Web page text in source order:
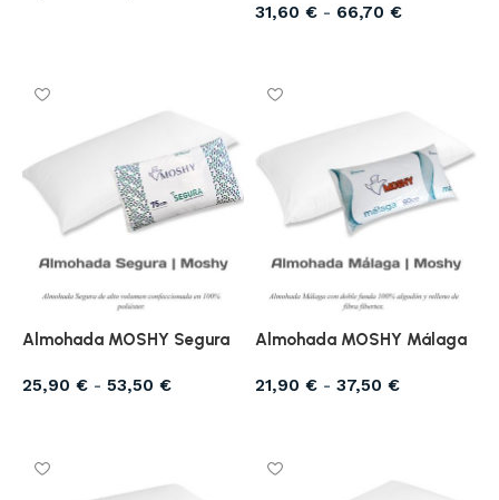
31,60 € - 66,70 €
Almohada MOSHY Segura
25,90 € - 53,50 €
Almohada MOSHY Málaga
21,90 € - 37,50 €